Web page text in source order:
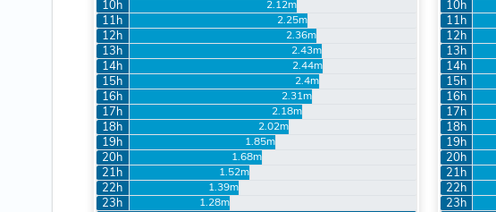
10h 2.12m
11h 2.25m
12h 2.36m
13h 2.43m
14h 2.44m
15h 2.4m
16h 2.31m
17h 2.18m
18h 2.02m
19h 1.85m
20h 1.68m
21h 1.52m
22h 1.39m
23h 1.28m
10h
11h
12h
13h
14h
15h
16h
17h
18h
19h
20h
21h
22h
23h